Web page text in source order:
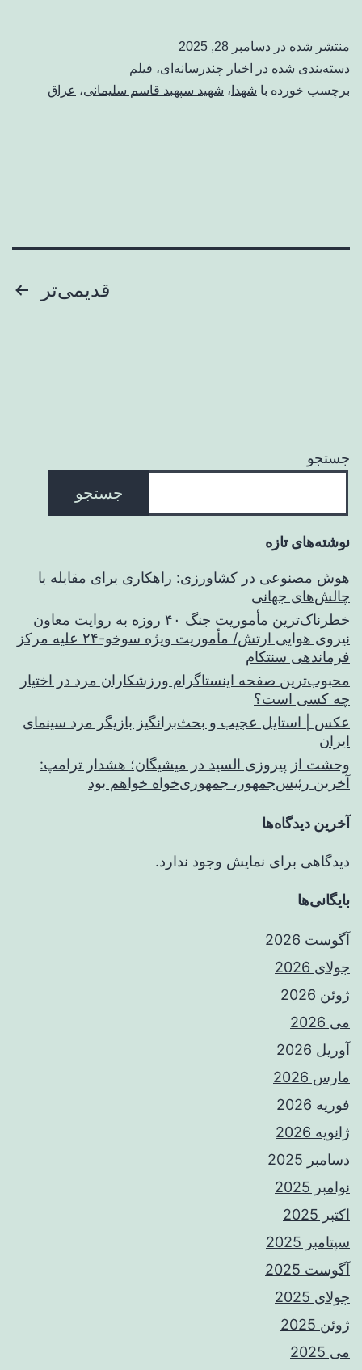
منتشر شده در دسامبر 28, 2025
دسته‌بندی شده در
اخبار چندرسانه‌ای، فیلم
برچسب خورده با شهدا ، شهید سپهبد قاسم سلیمانی، عراق
قدیمی‌تر
جستجو
جستجو
نوشته‌های تازه
هوش مصنوعی در کشاورزی: راهکاری برای مقابله با
چالش‌های جهانی
خطرناک‌ترین مأموریت جنگ ۴۰ روزه به روایت معاون
نیروی هوایی ارتش/ مأموریت ویژه سوخو-۲۴ علیه مرکز
فرماندهی سنتکام
محبوب‌ترین صفحه اینستاگرام ورزشکاران مرد در اختیار
چه کسی است؟
عکس | استایل عجیب و بحث‌برانگیز بازیگر مرد سینمای
ایران
وحشت از پیروزی السید در میشیگان؛ هشدار ترامپ:
آخرین رئیس‌جمهور، جمهوری‌خواه خواهم بود
آخرین دیدگاه‌ها
دیدگاهی برای نمایش وجود ندارد.
بایگانی‌ها
آگوست 2026
جولای 2026
ژوئن 2026
می 2026
آوریل 2026
مارس 2026
فوریه 2026
ژانویه 2026
دسامبر 2025
نوامبر 2025
اکتبر 2025
سپتامبر 2025
آگوست 2025
جولای 2025
ژوئن 2025
می 2025